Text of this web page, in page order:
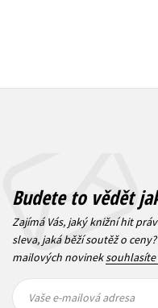
Budete to vědět
Zajímá Vás, jaký knižní hit
sleva, jaká běží soutěž o
mailových novineksouhlasíte
mailová
mailová
Vaše e-mailová adresa